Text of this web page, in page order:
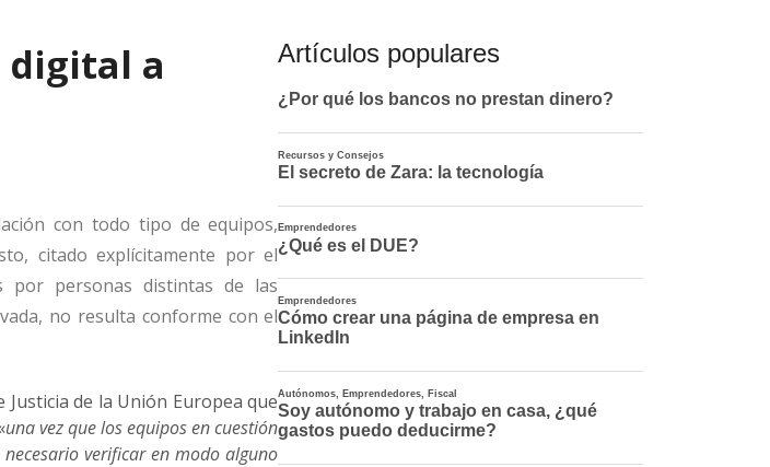
digital a
con todo tipo de equipos,
citado explícitamente por el
por personas distintas de las
no resulta conforme con el
de la Unión Europea que
una vez que los equipos en cuestión
verificar en modo alguno
Artículos populares